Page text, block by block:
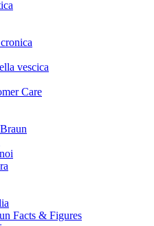
mondo di B. Braun in Italia: 4
e un Centro di
vescica
Care
Facts & Figures